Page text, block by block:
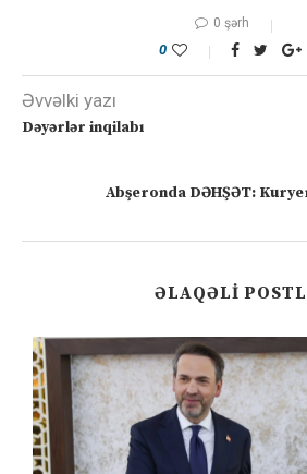
0 şərh
0
Əvvəlki yazı
Dəyərlər inqilabı
Abşeronda DƏHŞƏT:
ƏLAQƏLI